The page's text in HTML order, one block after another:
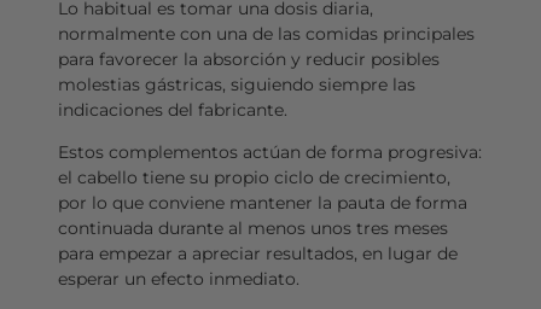
Lo habitual es tomar una dosis diaria,
normalmente con una de las comidas principales
para favorecer la absorción y reducir posibles
molestias gástricas, siguiendo siempre las
indicaciones del fabricante.
Estos complementos actúan de forma progresiva:
el cabello tiene su propio ciclo de crecimiento,
por lo que conviene mantener la pauta de forma
continuada durante al menos unos tres meses
para empezar a apreciar resultados, en lugar de
esperar un efecto inmediato.